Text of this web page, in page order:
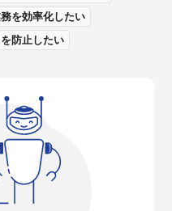
を効率化したい
防止したい